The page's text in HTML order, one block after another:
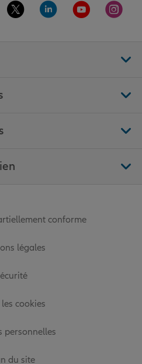
sur la page Facebook de Allianz
Aller sur la page Twitter de
Aller sur la page
Aller sur la
Aller
conforme
légales
cookies
personnelles
du site